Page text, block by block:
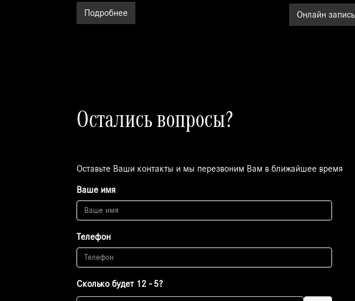
Подробнее Онлайн запись
Остались вопросы?
Оставьте Ваши контакты и мы перезвоним Вам в ближайшее время
Ваше имя
Телефон
Сколько будет 12 - 5?